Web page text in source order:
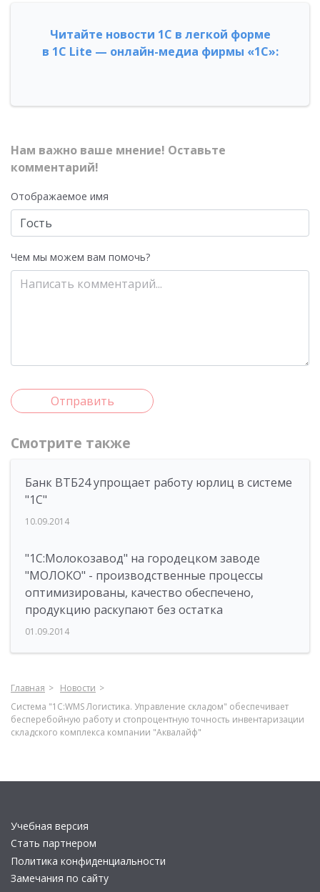
Читайте новости 1С в легкой форме
в 1С Lite — онлайн-медиа фирмы «1С»:
Нам важно ваше мнение! Оставьте
комментарий!
Отображаемое имя
Чем мы можем вам помочь?
Отправить
Смотрите также
Банк ВТБ24 упрощает работу юрлиц в системе
"1С"
10.09.2014
"1С:Молокозавод" на городецком заводе
"МОЛОКО" - производственные процессы
оптимизированы, качество обеспечено,
продукцию раскупают без остатка
01.09.2014
Главная
Новости
Система "1С:WMS Логистика. Управление складом" обеспечивает
бесперебойную работу и стопроцентную точность инвентаризации
складского комплекса компании "Аквалайф"
Учебная версия
Стать партнером
Политика конфиденциальности
Замечания по сайту